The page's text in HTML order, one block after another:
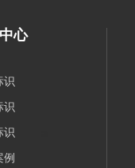
心
识
识
识
例